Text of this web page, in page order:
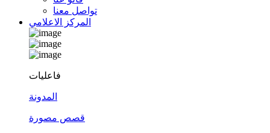
تواصل معنا
المركز الاعلامي
فاعليات
المدونة
قصص مصورة